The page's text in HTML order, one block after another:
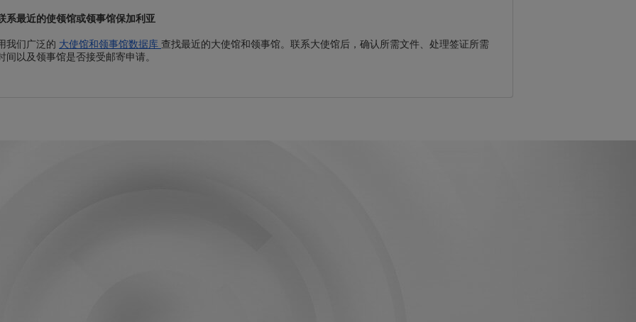
系最近的使领馆或领事馆保加利亚
我们广泛的 大使馆和领事馆数据库 查找最近的大使馆和领事馆。联系大使馆后，确认所需文件、处理签证所需
间以及领事馆是否接受邮寄申请。